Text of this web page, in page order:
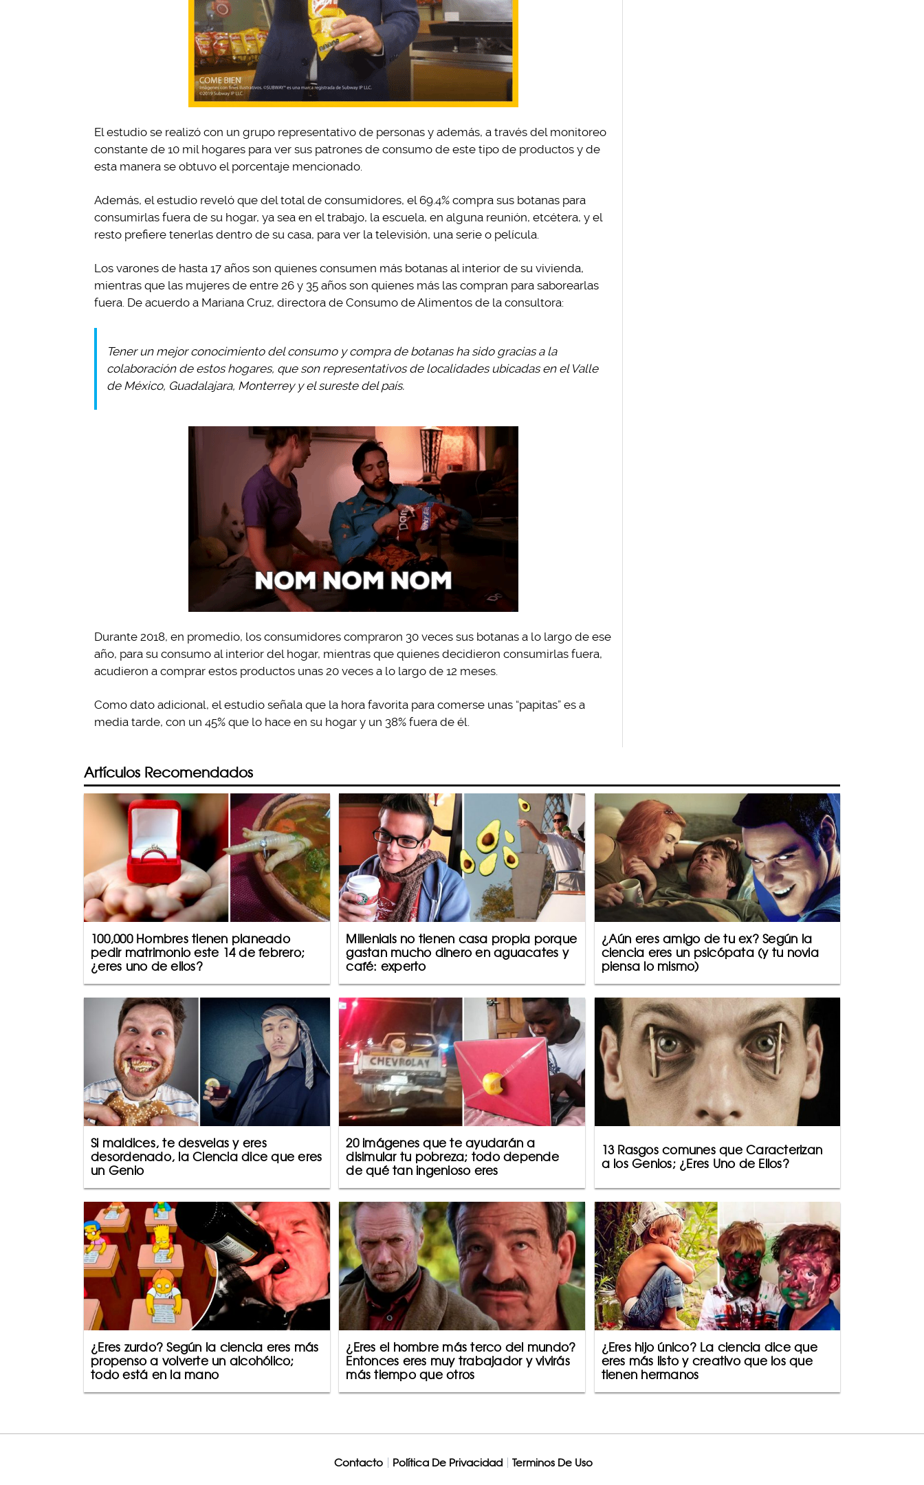
El estudio se realizó con un grupo representativo de personas y además, a través del monitoreo
constante de 10 mil hogares para ver sus patrones de consumo de este tipo de productos y de
esta manera se obtuvo el porcentaje mencionado.
Además, el estudio reveló que del total de consumidores, el 69.4% compra sus botanas para
consumirlas fuera de su hogar, ya sea en el trabajo, la escuela, en alguna reunión, etcétera, y el
resto prefiere tenerlas dentro de su casa, para ver la televisión, una serie o película.
Los varones de hasta 17 años son quienes consumen más botanas al interior de su vivienda,
mientras que las mujeres de entre 26 y 35 años son quienes más las compran para saborearlas
fuera. De acuerdo a Mariana Cruz, directora de Consumo de Alimentos de la consultora:
Tener un mejor conocimiento del consumo y compra de botanas ha sido gracias a la
colaboración de estos hogares, que son representativos de localidades ubicadas en el Valle
de México, Guadalajara, Monterrey y el sureste del país.
Durante 2018, en promedio, los consumidores compraron 30 veces sus botanas a lo largo de ese
año, para su consumo al interior del hogar, mientras que quienes decidieron consumirlas fuera,
acudieron a comprar estos productos unas 20 veces a lo largo de 12 meses.
Como dato adicional, el estudio señala que la hora favorita para comerse unas “papitas” es a
media tarde, con un 45% que lo hace en su hogar y un 38% fuera de él.
Artículos Recomendados
100,000 Hombres tienen planeado
pedir matrimonio este 14 de febrero;
¿eres uno de ellos?
Millenials no tienen casa propia porque
gastan mucho dinero en aguacates y
café: experto
¿Aún eres amigo de tu ex? Según la
ciencia eres un psicópata (y tu novia
piensa lo mismo)
Si maldices, te desvelas y eres
desordenado, la Ciencia dice que eres
un Genio
20 imágenes que te ayudarán a
disimular tu pobreza; todo depende
de qué tan ingenioso eres
13 Rasgos comunes que Caracterizan
a los Genios; ¿Eres Uno de Ellos?
¿Eres zurdo? Según la ciencia eres más
propenso a volverte un alcohólico;
todo está en la mano
¿Eres el hombre más terco del mundo?
Entonces eres muy trabajador y vivirás
más tiempo que otros
¿Eres hijo único? La ciencia dice que
eres más listo y creativo que los que
tienen hermanos
Contacto Política De Privacidad Terminos De Uso